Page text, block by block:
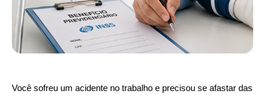
Você sofreu um acidente no trabalho e precisou se afastar das